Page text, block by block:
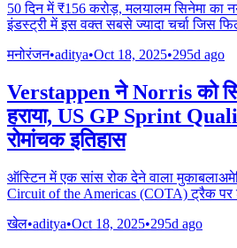
50 दिन में ₹156 करोड़, मलयालम सिनेमा का
इंडस्ट्री में इस वक्त सबसे ज्यादा चर्चा जिस
मनोरंजन•aditya•Oct 18, 2025•295d ago
Verstappen ने Norris को
हराया, US GP Sprint
रोमांचक इतिहास
ऑस्टिन में एक सांस रोक देने वाला
Circuit of the Americas (COTA) ट्रैक पर
खेल•aditya•Oct 18, 2025•295d ago